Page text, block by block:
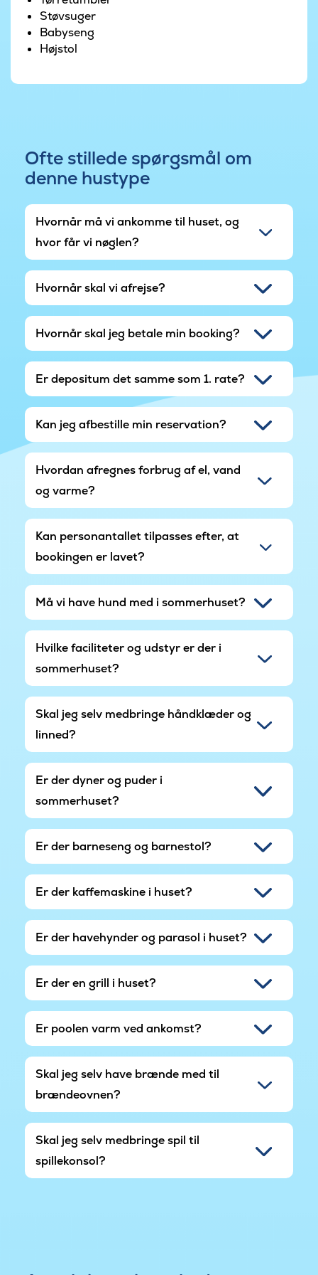
Støvsuger
Babyseng
Højstol
Ofte stillede spørgsmål om
denne hustype
Hvornår må vi ankomme til huset, og
hvor får vi nøglen?
Hvornår skal vi afrejse?
Hvornår skal jeg betale min booking?
Er depositum det samme som 1. rate?
Kan jeg afbestille min reservation?
Hvordan afregnes forbrug af el, vand
og varme?
Kan personantallet tilpasses efter, at
bookingen er lavet?
Må vi have hund med i sommerhuset?
Hvilke faciliteter og udstyr er der i
sommerhuset?
Skal jeg selv medbringe håndklæder og
linned?
Er der dyner og puder i
sommerhuset?
Er der barneseng og barnestol?
Er der kaffemaskine i huset?
Er der havehynder og parasol i huset?
Er der en grill i huset?
Er poolen varm ved ankomst?
Skal jeg selv have brænde med til
brændeovnen?
Skal jeg selv medbringe spil til
spillekonsol?